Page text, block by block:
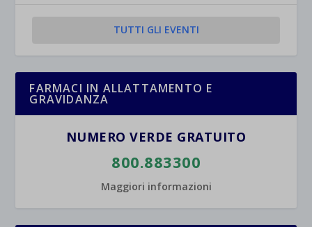
TUTTI GLI EVENTI
FARMACI IN ALLATTAMENTO E
GRAVIDANZA
NUMERO VERDE GRATUITO
800.883300
Maggiori informazioni